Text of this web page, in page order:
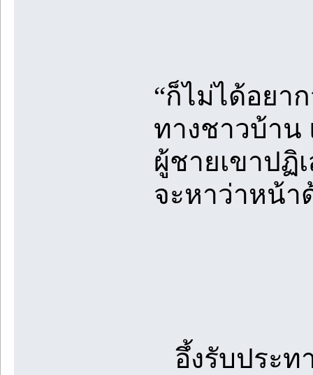
“ก็ไม่ได้อยา
ทางชาวบ้าน
ผู้ชายเขาปฏิ
จะหาว่าหน้า
อึ้งรับประท